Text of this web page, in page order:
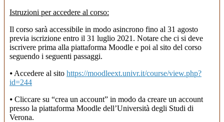
Istruzioni per accedere al corso:
Il corso sarà accessibile in modo asincrono fino al 31 agosto
previa iscrizione entro il 31 luglio 2021. Notare che ci si deve
iscrivere prima alla piattaforma Moodle e poi al sito del corso
seguendo i seguenti passaggi.
⦁ Accedere al sito https://moodleext.univr.it/course/view.php?
id=244
⦁ Cliccare su “crea un account” in modo da creare un account
presso la piattaforma Moodle dell’Università degli Studi di
Verona.